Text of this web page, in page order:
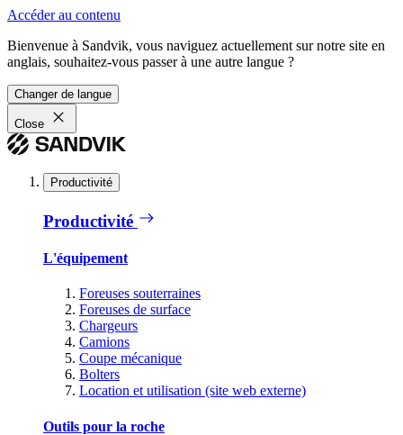
Accéder au contenu
Bienvenue à Sandvik, vous naviguez actuellement sur notre site en
anglais, souhaitez-vous passer à une autre langue ?
Changer de langue
Close
Productivité
Productivité
L'équipement
Foreuses souterraines
Foreuses de surface
Chargeurs
Camions
Coupe mécanique
Bolters
Location et utilisation (site web externe)
Outils pour la roche